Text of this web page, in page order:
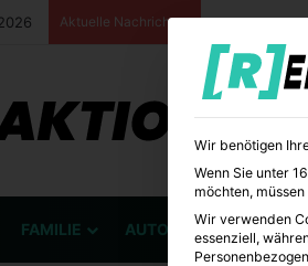
Aktuelle Nachrichten
FAMILIE AUTO BÜCHER
Wir benötigen
Wenn Sie unter
möchten,
Wir verwenden
essenziell,